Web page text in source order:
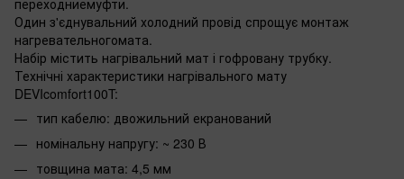
Один з'єднувальний холодний провід спрощує монтаж
нагревательногомата.
Набір містить нагрівальний мат і гофровану трубку.
Технічні характеристики нагрівального мату
DEVIcomfort100T:
тип кабелю: двожильний екранований
номінальну напругу: ~ 230 В
товщина мата: 4,5 мм